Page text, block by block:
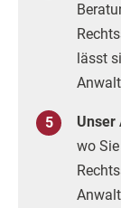
lässt
Unser
wo